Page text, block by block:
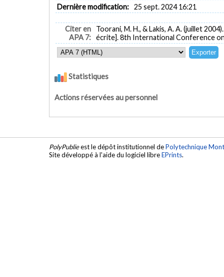
Dernière modification: 25 sept. 2024 16:21
Citer en
APA 7:
Toorani, M. H., & Lakis, A. A. (juillet
écrite]. 8th International Conference
Statistiques
Actions réservées au personnel
PolyPublieest le dépôt institutionnel dePolytechnique
Site développé à l'aide du logiciel libreEPrints.